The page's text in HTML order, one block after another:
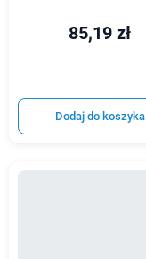
85,19 zł
Dodaj do koszyka